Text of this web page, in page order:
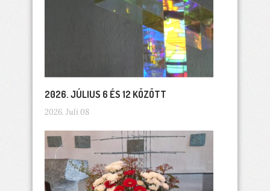
2026. JÚLIUS 6 ÉS 12 KÖZÖTT
2026. Juli 08